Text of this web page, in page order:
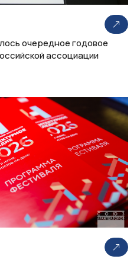
очередное годовое
ассоциации